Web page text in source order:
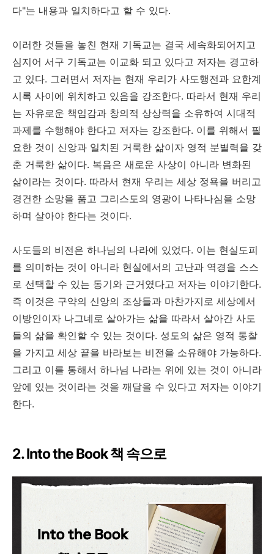
다"는 내용과 일치하다고 할 수 있다.
이러한 것들을 놓친 현재 기독교는 결국 세속화되어지고
심지어 서구 기독교는 이교화 되고 있다고 저자는 경고하
고 있다. 그러면서 저자는 현재 우리가 사도행전과 요한계
시록 사이에 위치하고 있음을 강조한다. 따라서 현재 우리
는 자유로운 책임감과 창의적 상상력을 소유하여 시대적
과제를 수행해야 한다고 저자는 강조한다. 이를 위해서 필
요한 것이 신앙과 일치된 거룩한 삶이자 영적 분별력을 갖
춘 거룩한 삶이다. 복음은 새로운 사상이 아니라 변화된
삶이라는 것이다. 따라서 현재 우리는 세상 정욕을 버리고
경건한 소망을 품고 그리스도의 영광이 나타나심을 소망
하며 살아야 한다는 것이다.
사도들의 비전은 하나님의 나라에 있었다. 이는 현실도피
를 의미하는 것이 아니라 현실에서의 고난과 역경을 스스
로 선택할 수 있는 동기와 근거였다고 저자는 이야기한다.
즉 이것은 구약의 신앙의 조상들과 마찬가지로 세상에서
이방인이자 나그네로 살아가는 삶을 따라서 살아간 사도
들의 삶을 확인할 수 있는 것이다. 성도의 삶은 영적 통찰
을 가지고 세상 끝을 바라보는 비전을 소유해야 가능하다.
그리고 이를 통해서 하나님 나라는 위에 있는 것이 아니라
앞에 있는 것이라는 것을 깨달을 수 있다고 저자는 이야기
한다.
2. Into the Book 책 속으로